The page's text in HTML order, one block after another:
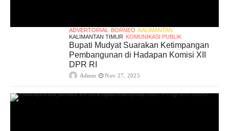
ADVERTORIAL BORNEO
KALIMANTAN
KALIMANTAN TIMUR
KOMUNIKASI PUBLIK
Bupati Mudyat Suarakan Ketimpangan
Pembangunan di Hadapan Komisi XII
DPR RI
Admin Nov 27, 2025